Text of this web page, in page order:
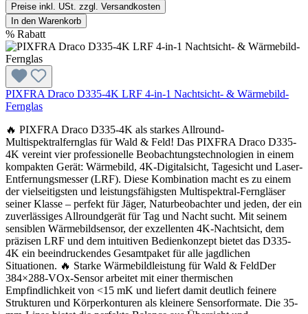
Preise inkl. USt. zzgl. Versandkosten
In den Warenkorb
% Rabatt
PIXFRA Draco D335-4K LRF 4-in-1 Nachtsicht- & Wärmebild-
Fernglas
🔥 PIXFRA Draco D335-4K als starkes Allround-
Multispektralfernglas für Wald & Feld! Das PIXFRA Draco D335-
4K vereint vier professionelle Beobachtungstechnologien in einem
kompakten Gerät: Wärmebild, 4K-Digitalsicht, Tagesicht und Laser-
Entfernungsmesser (LRF). Diese Kombination macht es zu einem
der vielseitigsten und leistungsfähigsten Multispektral-Ferngläser
seiner Klasse – perfekt für Jäger, Naturbeobachter und jeden, der ein
zuverlässiges Allroundgerät für Tag und Nacht sucht. Mit seinem
sensiblen Wärmebildsensor, der exzellenten 4K-Nachtsicht, dem
präzisen LRF und dem intuitiven Bedienkonzept bietet das D335-
4K ein beeindruckendes Gesamtpaket für alle jagdlichen
Situationen. 🔥 Starke Wärmebildleistung für Wald & FeldDer
384×288-VOx-Sensor arbeitet mit einer thermischen
Empfindlichkeit von <15 mK und liefert damit deutlich feinere
Strukturen und Körperkonturen als kleinere Sensorformate. Die 35-